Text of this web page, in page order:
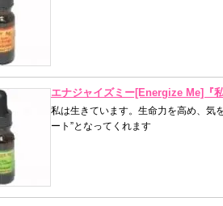
エナジャイズミー[Energize Me]『
私は生きています。生命力を高め、気
ート”となってくれます